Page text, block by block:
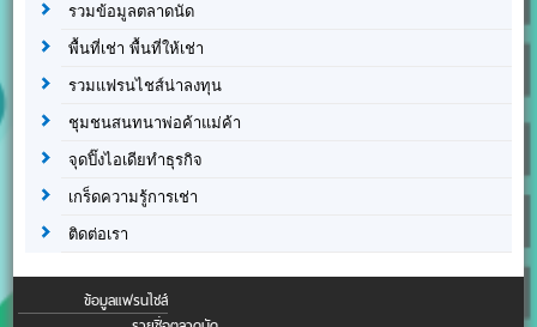
รวมข้อมูลตลาดนัด
พื้นที่เช่า พื้นที่ให้เช่า
รวมแฟรนไชส์น่าลงทุน
ชุมชนสนทนาพ่อค้าแม่ค้า
จุดปิ๊งไอเดียทำธุรกิจ
เกร็ดความรู้การเช่า
ติดต่อเรา
ข้อมูลแฟรนไชส์